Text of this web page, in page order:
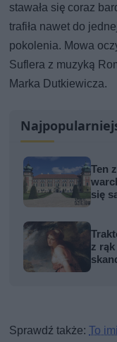
stawała się coraz
trafiła nawet do
pokolenia. Mowa
Suflera z muzyką
Marka Dutkiewicza.
Ten
się
z
Sprawdź także:To